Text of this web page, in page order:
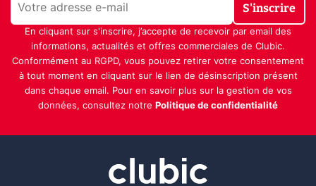
S'inscrire
En cliquant sur s'inscrire, j’accepte de recevoir par email des
informations, actualités et offres commerciales de Clubic.
Conformément au RGPD, vous pouvez retirer votre consentement
à tout moment en cliquant sur le lien de désinscription présent
dans chaque email. Pour en savoir plus sur la gestion de vos
données, consultez notre Politique de confidentialité